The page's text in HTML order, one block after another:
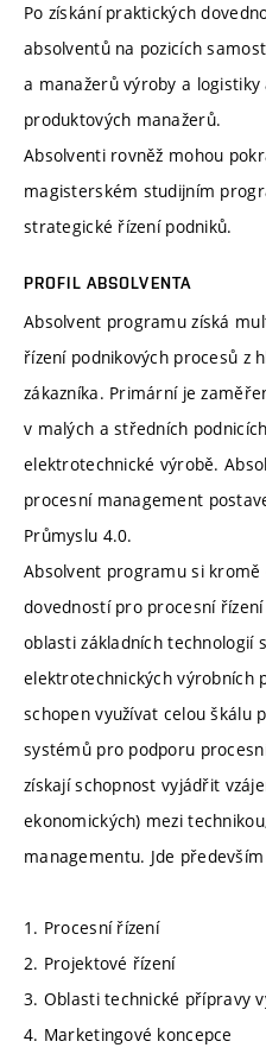
Po získání praktických
absolventů na pozicích
a manažerů výroby a
produktových manažerů.
Absolventi rovněž mohou
magisterském studijním
strategické řízení podniků.
PROFIL ABSOLVENTA
Absolvent programu získá
řízení podnikových procesů z
zákazníka. Primární je
v malých a středních
elektrotechnické výrobě.
procesní management
Průmyslu 4.0.
Absolvent programu si
dovedností pro procesní
oblasti základních technologií
elektrotechnických výrobních
schopen využívat celou škálu
systémů pro podporu
získají schopnost vyjádřit
ekonomických) mezi
managementu. Jde
1. Procesní řízení
2. Projektové řízení
3. Oblasti technické přípravy
4. Marketingové koncepce